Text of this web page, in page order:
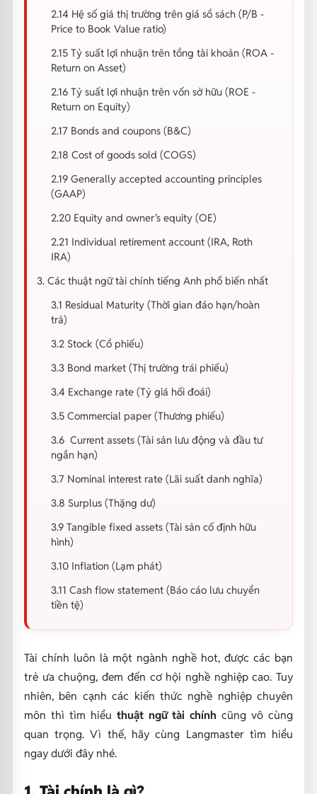
2.14 Hệ số giá thị trường trên giá sổ sách (P/B -
Price to Book Value ratio)
2.15 Tỷ suất lợi nhuận trên tổng tài khoản (ROA -
Return on Asset)
2.16 Tỷ suất lợi nhuận trên vốn sở hữu (ROE -
Return on Equity)
2.17 Bonds and coupons (B&C)
2.18 Cost of goods sold (COGS)
2.19 Generally accepted accounting principles
(GAAP)
2.20 Equity and owner’s equity (OE)
2.21 Individual retirement account (IRA, Roth
IRA)
3. Các thuật ngữ tài chính tiếng Anh phổ biến nhất
3.1 Residual Maturity (Thời gian đáo hạn/hoàn
trả)
3.2 Stock (Cổ phiếu)
3.3 Bond market (Thị trường trái phiếu)
3.4 Exchange rate (Tỷ giá hối đoái)
3.5 Commercial paper (Thương phiếu)
3.6 Current assets (Tài sản lưu động và đầu tư
ngắn hạn)
3.7 Nominal interest rate (Lãi suất danh nghĩa)
3.8 Surplus (Thặng dư)
3.9 Tangible fixed assets (Tài sản cố định hữu
hình)
3.10 Inflation (Lạm phát)
3.11 Cash flow statement (Báo cáo lưu chuyển
tiền tệ)
Tài chính luôn là một ngành nghề hot, được các bạn
trẻ ưa chuộng, đem đến cơ hội nghề nghiệp cao. Tuy
nhiên, bên cạnh các kiến thức nghề nghiệp chuyên
môn thì tìm hiểu thuật ngữ tài chínhcũng vô cùng
quan trọng. Vì thế, hãy cùng Langmaster tìm hiểu
ngay dưới đây nhé.